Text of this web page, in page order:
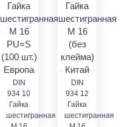
DIN
934 10
Гайка
шестигранная
DIN
934 12
Гайка
шестигранная